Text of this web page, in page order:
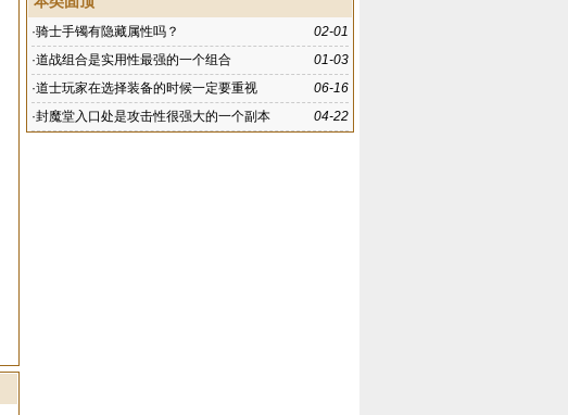
02-01
·骑士手镯有隐藏属性吗？
01-03
·道战组合是实用性最强的一个组合
06-16
·道士玩家在选择装备的时候一定要重视
04-22
·封魔堂入口处是攻击性很强大的一个副本